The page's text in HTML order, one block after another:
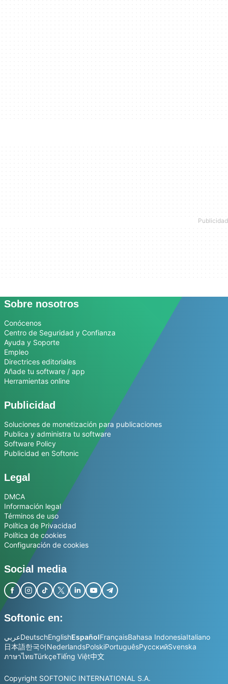
Sobre nosotros
Conócenos
Centro de Seguridad y Confianza
Ayuda y Soporte
Empleo
Directrices editoriales
Añade tu software / app
Herramientas online
Publicidad
Soluciones de monetización para publicaciones
Publica y administra tu software
Software Policy
Publicidad en Softonic
Legal
DMCA
Información legal
Términos de uso
Política de Privacidad
Política de cookies
Configuración de cookies
Social media
Softonic en:
عربيDeutschEnglishEspañolFrançaisBahasa IndonesiaItaliano
日本語한국어NederlandsPolskiPortuguêsРусскийSvenska
ภาษาไทยTürkçeTiếng Việt中文
Copyright SOFTONIC INTERNATIONAL S.A.